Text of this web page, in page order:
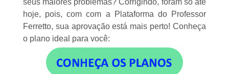
seus maiores problemas? Corrigindo, foram só até
hoje, pois, com com a Plataforma do Professor
Ferretto, sua aprovação está mais perto! Conheça
o plano ideal para você: